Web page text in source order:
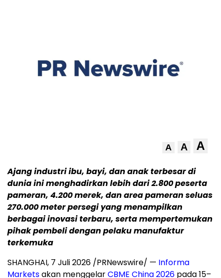
A A A
Ajang industri ibu, bayi, dan anak terbesar di
dunia ini menghadirkan lebih dari 2.800 peserta
pameran, 4.200 merek, dan area pameran seluas
270.000 meter persegi yang menampilkan
berbagai inovasi terbaru, serta mempertemukan
pihak pembeli dengan pelaku manufaktur
terkemuka
SHANGHAI, 7 Juli 2026 /PRNewswire/ — Informa
Marketsakan menggelarCBME China 2026 pada 15–